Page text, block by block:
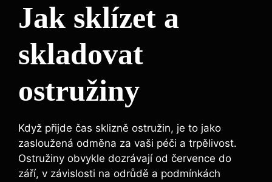
Jak sklízet a
skladovat
ostružiny
Když přijde čas sklizně ostružin, je to jako
zasloužená odměna za vaši péči a trpělivost.
Ostružiny obvykle dozrávají od července do
září, v závislosti na odrůdě a podmínkách